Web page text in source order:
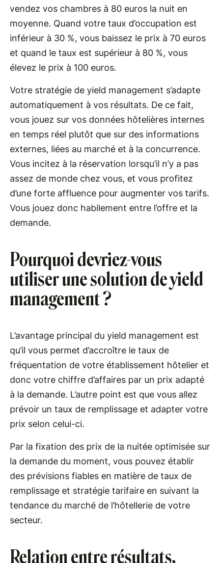
vendez vos chambres à 80 euros la nuit en
moyenne. Quand votre taux d’occupation est
inférieur à 30 %, vous baissez le prix à 70 euros
et quand le taux est supérieur à 80 %, vous
élevez le prix à 100 euros.
Votre stratégie de yield management s’adapte
automatiquement à vos résultats. De ce fait,
vous jouez sur vos données hôtelières internes
en temps réel plutôt que sur des informations
externes, liées au marché et à la concurrence.
Vous incitez à la réservation lorsqu’il n’y a pas
assez de monde chez vous, et vous profitez
d’une forte affluence pour augmenter vos tarifs.
Vous jouez donc habilement entre l’offre et la
demande.
Pourquoi devriez-vous
utiliser une solution de yield
management ?
L’avantage principal du yield management est
qu’il vous permet d’accroître le taux de
fréquentation de votre établissement hôtelier et
donc votre chiffre d’affaires par un prix adapté
à la demande. L’autre point est que vous allez
prévoir un taux de remplissage et adapter votre
prix selon celui-ci.
Par la fixation des prix de la nuitée optimisée sur
la demande du moment, vous pouvez établir
des prévisions fiables en matière de taux de
remplissage et stratégie tarifaire en suivant la
tendance du marché de l’hôtellerie de votre
secteur.
Relation entre résultats,